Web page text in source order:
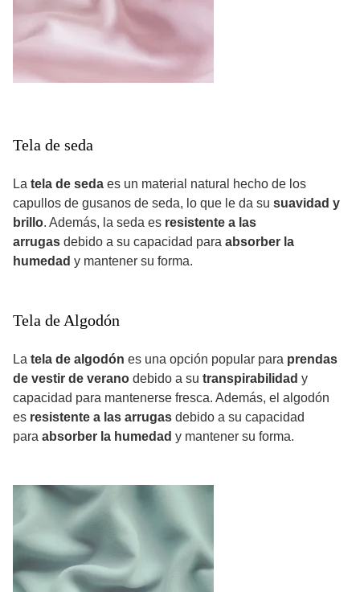
Tela de seda
La tela de seda es un material natural hecho de los
capullos de gusanos de seda, lo que le da su suavidad y
brillo. Además, la seda es resistente a las
arrugas debido a su capacidad para absorber la
humedad y mantener su forma.
Tela de Algodón
La tela de algodón es una opción popular para prendas
de vestir de verano debido a su transpirabilidad y
capacidad para mantenerse fresca. Además, el algodón
es resistente a las arrugas debido a su capacidad
para absorber la humedad y mantener su forma.